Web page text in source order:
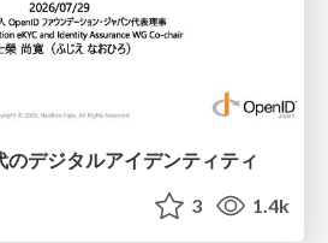
のデジタルアイデンティティ
3 1.4k